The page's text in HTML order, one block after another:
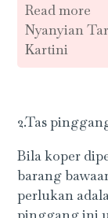
Read more
Nyanyian
Kartini
2.Tas
Bila koper
barang
perlukan
pinggang ini